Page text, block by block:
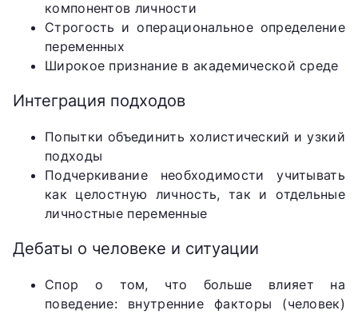
компонентов личности
Строгость и операциональное определение
переменных
Широкое признание в академической среде
Интеграция подходов
Попытки объединить холистический и узкий
подходы
Подчеркивание необходимости учитывать
как целостную личность, так и отдельные
личностные переменные
Дебаты о человеке и ситуации
Спор о том, что больше влияет на
поведение: внутренние факторы (человек)